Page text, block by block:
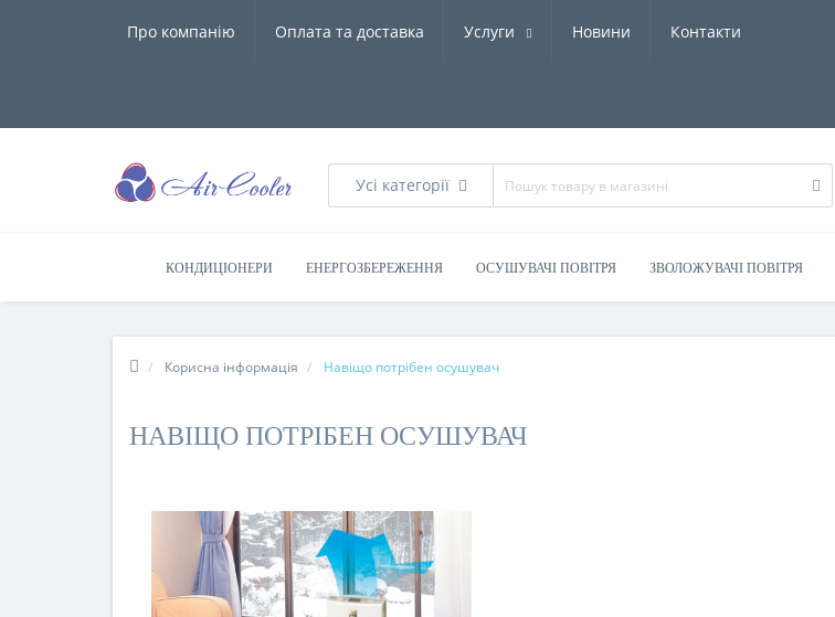
Про компанію Оплата та доставка Услуги Новини Контакти
Усі категорії
КОНДИЦІОНЕРИ ЕНЕРГОЗБЕРЕЖЕННЯ ОСУШУВАЧІ ПОВІТРЯ ЗВОЛОЖУВАЧІ ПОВІТРЯ
Корисна інформація Навіщо потрібен осушувач
НАВІЩО ПОТРІБЕН ОСУШУВАЧ